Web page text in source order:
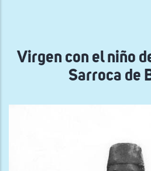
Virgen con el niño
Sarroca de